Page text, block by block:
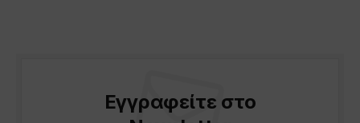
Εγγραφείτε στο